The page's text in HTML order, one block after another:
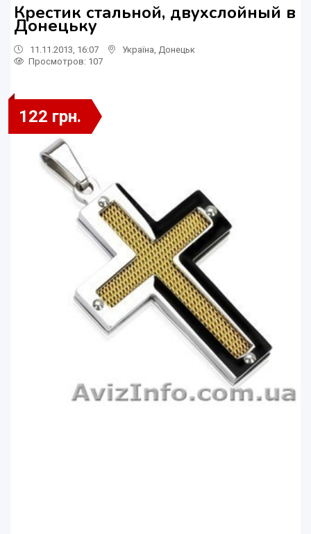
Крестик стальной, двухслойный в
Донецьку
11.11.2013, 16:07 Україна Донецьк
Просмотров: 107
122 грн.